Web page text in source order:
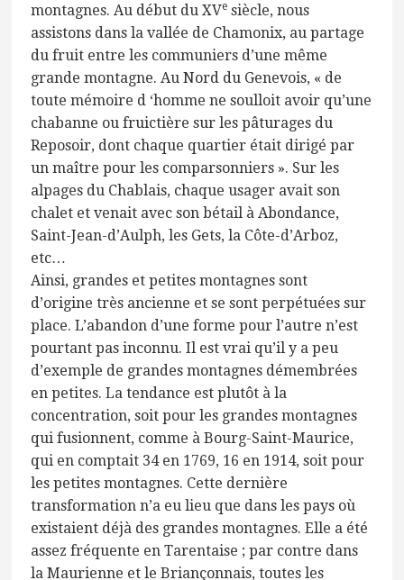
montagnes. Au début du XVe siècle, nous
assistons dans la vallée de Chamonix, au partage
du fruit entre les communiers d’une même
grande montagne. Au Nord du Genevois, « de
toute mémoire d ‘homme ne soulloit avoir qu’une
chabanne ou fruictière sur les pâturages du
Reposoir, dont chaque quartier était dirigé par
un maître pour les comparsonniers ». Sur les
alpages du Chablais, chaque usager avait son
chalet et venait avec son bétail à Abondance,
Saint-Jean-d’Aulph, les Gets, la Côte-d’Arboz,
etc…
Ainsi, grandes et petites montagnes sont
d’origine très ancienne et se sont perpétuées sur
place. L’abandon d’une forme pour l’autre n’est
pourtant pas inconnu. Il est vrai qu’il y a peu
d’exemple de grandes montagnes démembrées
en petites. La tendance est plutôt à la
concentration, soit pour les grandes montagnes
qui fusionnent, comme à Bourg-Saint-Maurice,
qui en comptait 34 en 1769, 16 en 1914, soit pour
les petites montagnes. Cette dernière
transformation n’a eu lieu que dans les pays où
existaient déjà des grandes montagnes. Elle a été
assez fréquente en Tarentaise ; par contre dans
la Maurienne et le Briançonnais, toutes les